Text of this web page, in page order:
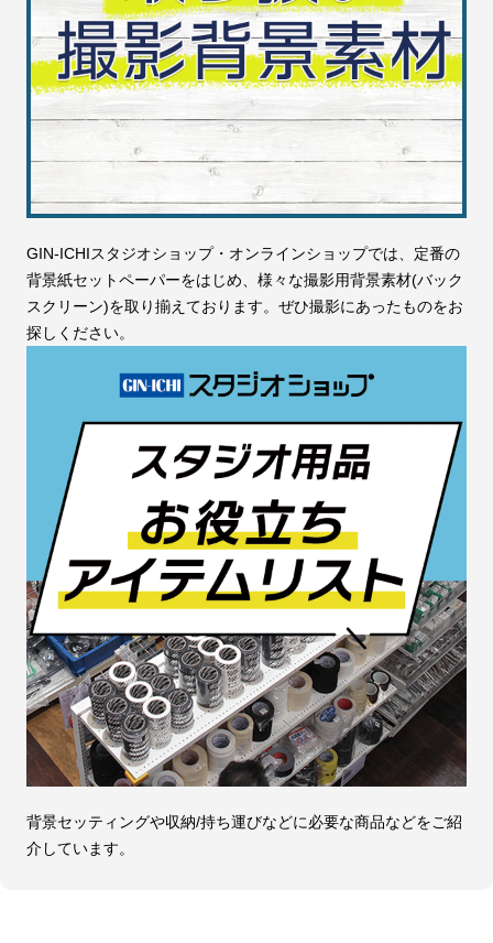
GIN-ICHIスタジオショップ・オンラインショップでは、定番の
背景紙セットペーパーをはじめ、様々な撮影用背景素材(バック
スクリーン)を取り揃えております。ぜひ撮影にあったものをお
探しください。
背景セッティングや収納/持ち運びなどに必要な商品などをご紹
介しています。